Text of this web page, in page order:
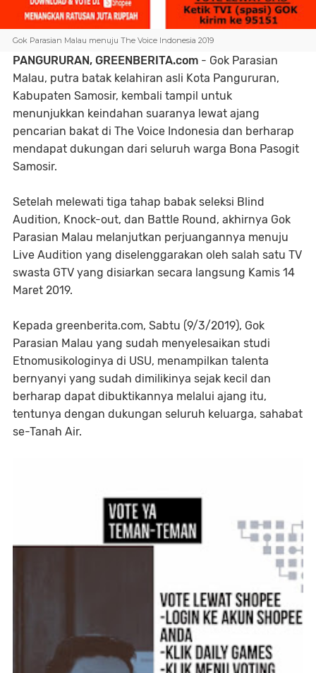
Gok Parasian Malau menuju The Voice Indonesia 2019
PANGURURAN, GREENBERITA.com - Gok Parasian
Malau, putra batak kelahiran asli Kota Pangururan,
Kabupaten Samosir, kembali tampil untuk
menunjukkan keindahan suaranya lewat ajang
pencarian bakat di The Voice Indonesia dan berharap
mendapat dukungan dari seluruh warga Bona Pasogit
Samosir.
Setelah melewati tiga tahap babak seleksi Blind
Audition, Knock-out, dan Battle Round, akhirnya Gok
Parasian Malau melanjutkan perjuangannya menuju
Live Audition yang diselenggarakan oleh salah satu TV
swasta GTV yang disiarkan secara langsung Kamis 14
Maret 2019.
Kepada greenberita.com, Sabtu (9/3/2019), Gok
Parasian Malau yang sudah menyelesaikan studi
Etnomusikologinya di USU, menampilkan talenta
bernyanyi yang sudah dimilikinya sejak kecil dan
berharap dapat dibuktikannya melalui ajang itu,
tentunya dengan dukungan seluruh keluarga, sahabat
se-Tanah Air.